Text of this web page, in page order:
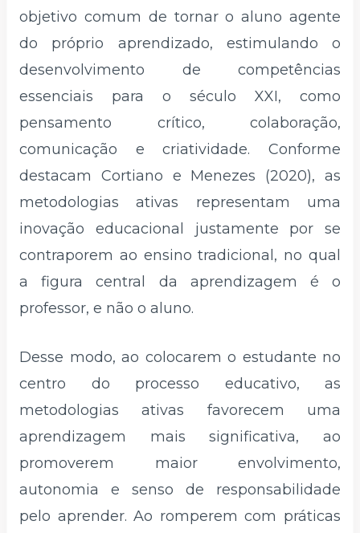
objetivo comum de tornar o aluno agente
do próprio aprendizado, estimulando o
desenvolvimento de competências
essenciais para o século XXI, como
pensamento crítico, colaboração,
comunicação e criatividade. Conforme
destacam Cortiano e Menezes (2020), as
metodologias ativas representam uma
inovação educacional justamente por se
contraporem ao ensino tradicional, no qual
a figura central da aprendizagem é o
professor, e não o aluno.
Desse modo, ao colocarem o estudante no
centro do processo educativo, as
metodologias ativas favorecem uma
aprendizagem mais significativa, ao
promoverem maior envolvimento,
autonomia e senso de responsabilidade
pelo aprender. Ao romperem com práticas